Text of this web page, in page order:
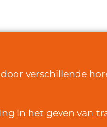
verschillende
in het geven van